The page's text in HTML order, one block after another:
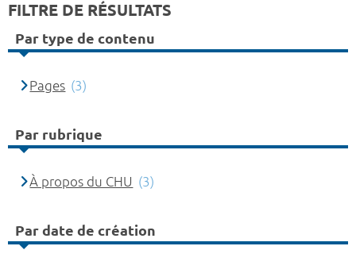
FILTRE DE RÉSULTATS
Par type de contenu
Pages (3)
Par rubrique
À propos du CHU (3)
Par date de création